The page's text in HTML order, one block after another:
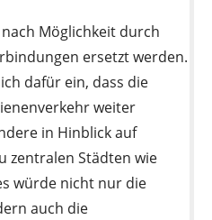
Möglichkeit durch
ersetzt werden.
dafür ein, dass die
weiter
in Hinblick auf
zentralen Städten wie
würde nicht nur die
auch die